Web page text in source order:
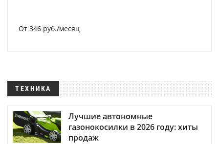
От 346 руб./месяц
ТЕХНИКА
Лучшие автономные
газонокосилки в 2026 году: хиты
продаж